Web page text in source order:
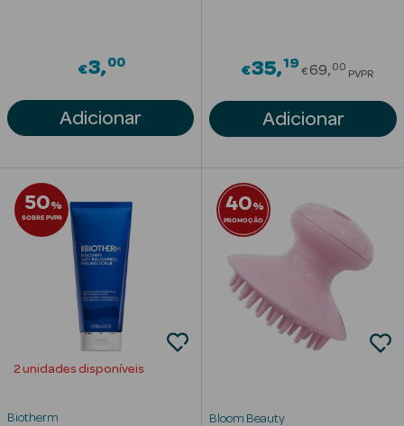
Pele Seca
Vermelhidão
Ver Tudo
Estética
Vouchers
€3 00
Adicionar
€35 19Price
€69 00
PVPR
Adicionar
50%
SOBRE PVPR
2 unidades disponíveis
Biotherm
40%
PROMOÇÃO
Bloom Beauty